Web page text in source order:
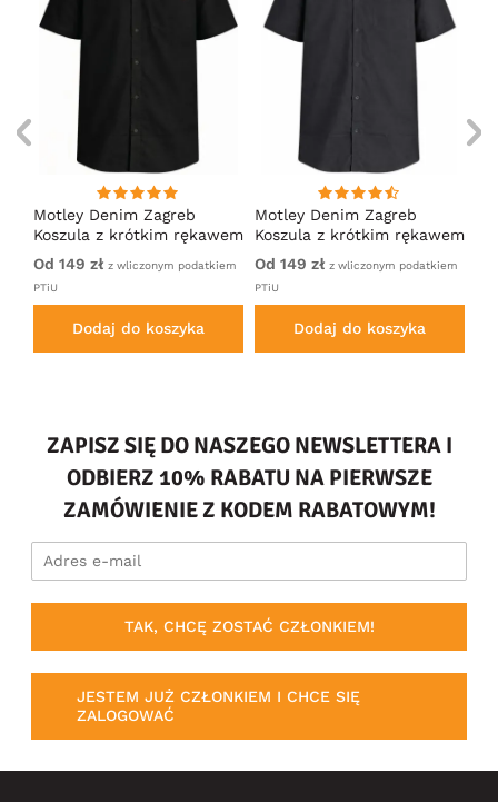
Motley Denim Zagreb
Koszula z krótkim rękawem
Czarny
Od 149 zł z wliczonym podatkiem
PTiU
Dodaj do koszyka
Motley Denim Zagreb
Koszula z krótkim rękawem
Antracytowy
Od 149 zł z wliczonym podatkiem
PTiU
Dodaj do koszyka
ZAPISZ SIĘ DO NASZEGO NEWSLETTERA I
ODBIERZ 10% RABATU NA PIERWSZE
ZAMÓWIENIE Z KODEM RABATOWYM!
TAK, CHCĘ ZOSTAĆ CZŁONKIEM!
JESTEM JUŻ CZŁONKIEM I CHCE SIĘ
ZALOGOWAĆ